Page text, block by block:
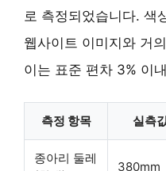
로 측정되었습니다. 색
웹사이트 이미지와 거
이는 표준 편차 3% 이내
측정 항목 실측
종아리 둘레
380mm